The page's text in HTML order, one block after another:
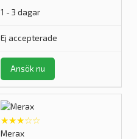
1 - 3 dagar
Ej accepterade
Ansök nu
★★★☆☆
Merax